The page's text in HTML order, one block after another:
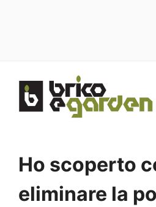
contenuto
Ho scoperto
eliminare la